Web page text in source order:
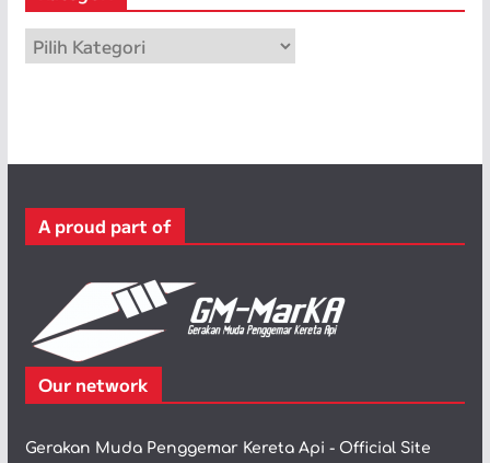
p
a
r
A proud part of
Our network
Gerakan Muda Penggemar Kereta Api - Official Site